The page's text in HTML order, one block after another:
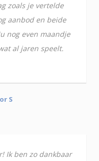
zoals je vertelde
aanbod en beide
nog even maandje
al jaren speelt.
S
Ik ben zo dankbaar